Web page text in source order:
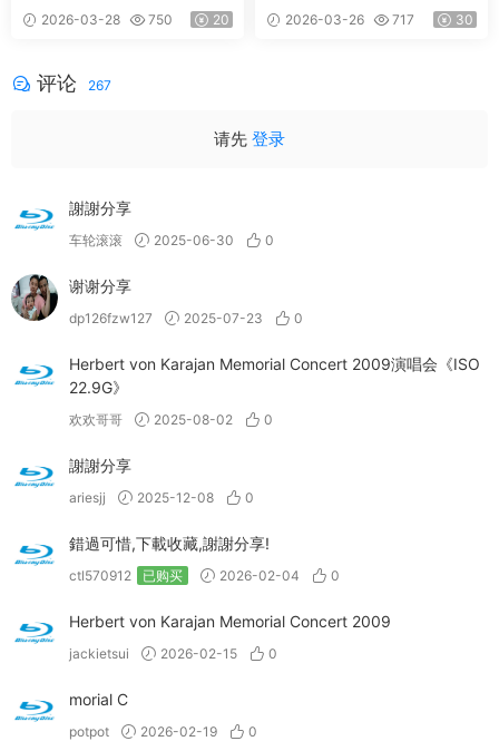
he Louvre 2009 [BDMV 21.2
GB]
2026-03-28 750 20
nd Pink Floyd 2024 [BDISO
35.4GB]
2026-03-26 717 30
评论 267
请先 登录
謝謝分享
车轮滚滚 2025-06-30 0
谢谢分享
dp126fzw127 2025-07-23 0
Herbert von Karajan Memorial Concert 2009演唱会《ISO
22.9G》
欢欢哥哥 2025-08-02 0
謝謝分享
ariesjj 2025-12-08 0
錯過可惜,下載收藏,謝謝分享!
ctl570912 已购买 2026-02-04 0
Herbert von Karajan Memorial Concert 2009
jackietsui 2026-02-15 0
morial C
potpot 2026-02-19 0